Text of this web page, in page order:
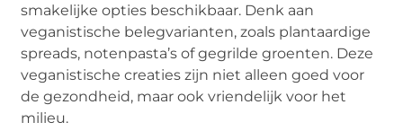
smakelijke opties beschikbaar. Denk aan
veganistische belegvarianten, zoals plantaardige
spreads, notenpasta’s of gegrilde groenten. Deze
veganistische creaties zijn niet alleen goed voor
de gezondheid, maar ook vriendelijk voor het
milieu.